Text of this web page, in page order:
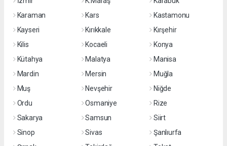
Karaman
Kars
Kastamonu
Kayseri
Kırıkkale
Kırşehir
Kilis
Kocaeli
Konya
Kütahya
Malatya
Manisa
Mardin
Mersin
Muğla
Muş
Nevşehir
Niğde
Ordu
Osmaniye
Rize
Sakarya
Samsun
Siirt
Sinop
Sivas
Şanlıurfa